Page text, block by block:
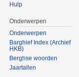
Hulp
Onderwerpen
Onderwerpen
Barghief Index (Archief
HKB)
Berghse woorden
Jaartallen